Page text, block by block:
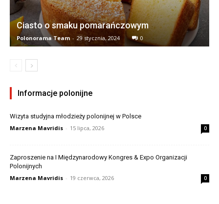
Ciasto o smaku pomarańczowym
Polonorama Team - 29 stycznia, 2024 0
Informacje polonijne
Wizyta studyjna młodzieży polonijnej w Polsce
Marzena Mavridis - 15 lipca, 2026 0
Zaproszenie na I Międzynarodowy Kongres & Expo Organizacji
Polonijnych
Marzena Mavridis - 19 czerwca, 2026 0